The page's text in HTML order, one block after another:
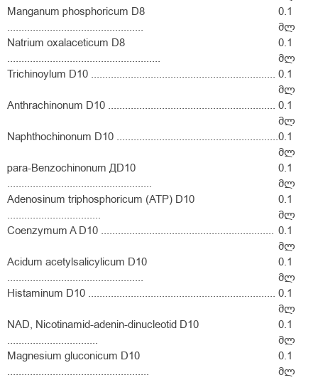
Manganum phosphoricum D8
................................................
0.1
მლ
Natrium oxalaceticum D8
......................................................
0.1
მლ
Trichinoylum D10 ................................................................. 0.1
მლ
Anthrachinonum D10 ........................................................... 0.1
მლ
Naphthochinonum D10 .........................................................0.1
მლ
para-Benzochinonum ДD10
...................................................
0.1
მლ
Adenosinum triphosphoricum (ATP) D10
.................................
0.1
მლ
Coenzymum A D10 ............................................................. 0.1
მლ
Acidum acetylsalicylicum D10
................................................
0.1
მლ
Histaminum D10 .................................................................. 0.1
მლ
NAD, Nicotinamid-adenin-dinucleotid D10
................................
0.1
მლ
Magnesium gluconicum D10
..................................................
0.1
მლ